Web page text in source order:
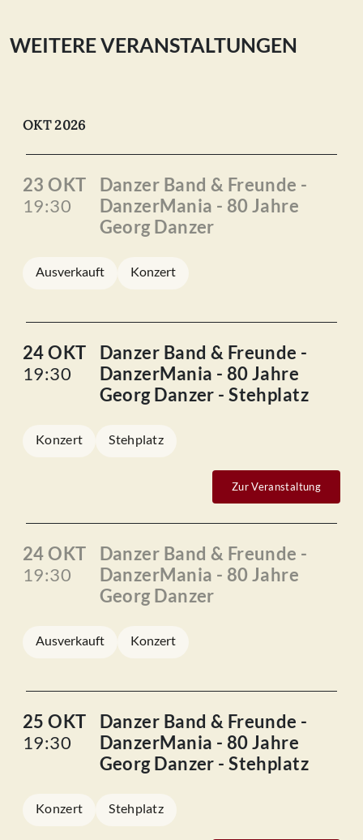
Danzer
WEITERE VERANSTALTUNGEN
OKT 2026
23 OKT
19:30
Danzer Band & Freunde -
DanzerMania - 80 Jahre
Georg Danzer
Ausverkauft Konzert
24 OKT
19:30
Danzer Band & Freunde -
DanzerMania - 80 Jahre
Georg Danzer - Stehplatz
Konzert Stehplatz
Zur Veranstaltung
24 OKT
19:30
Danzer Band & Freunde -
DanzerMania - 80 Jahre
Georg Danzer
Ausverkauft Konzert
25 OKT
19:30
Danzer Band & Freunde -
DanzerMania - 80 Jahre
Georg Danzer - Stehplatz
Konzert Stehplatz